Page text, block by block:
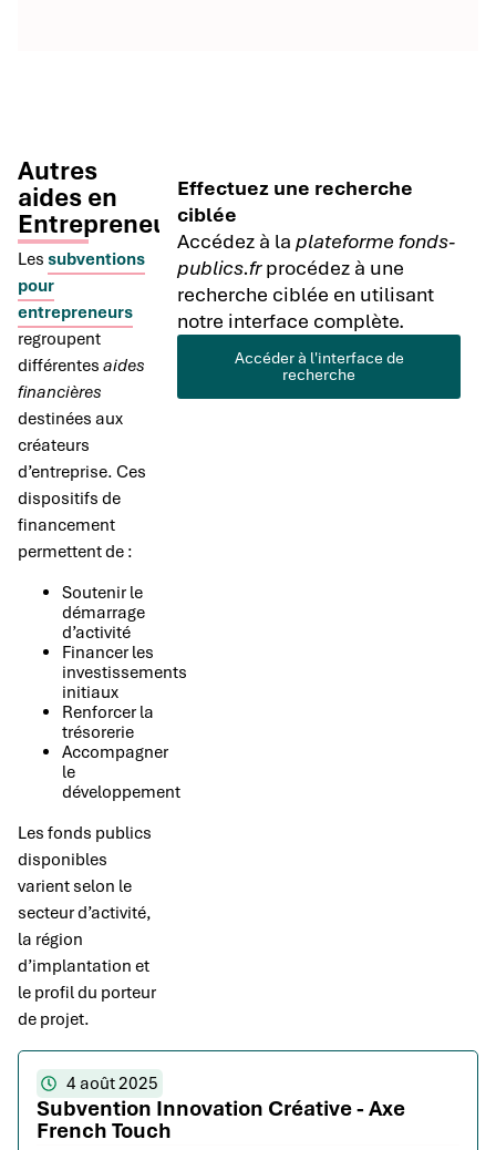
Autres
aides en
Entrepreneuriat
Les subventions
pour
entrepreneurs
regroupent
différentes aides
financières
destinées aux
créateurs
d’entreprise. Ces
dispositifs de
financement
permettent de :
Soutenir le
démarrage
d’activité
Financer les
investissements
initiaux
Renforcer la
trésorerie
Accompagner
le
développement
Les fonds publics
disponibles
varient selon le
secteur d’activité,
la région
d’implantation et
le profil du porteur
de projet.
Effectuez une recherche
ciblée
Accédez à laplateforme fonds-
publics.frprocédez à une
recherche ciblée en utilisant
notre interface complète.
Accéder à l'interface de
recherche
4 août 2025
Subvention Innovation Créative - Axe
French Touch